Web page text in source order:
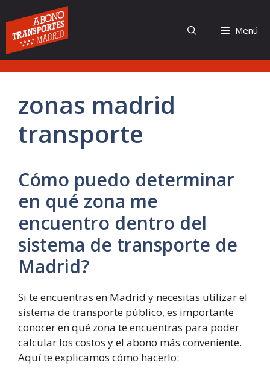
al
contenido
Menú
zonas madrid
transporte
Cómo puedo determinar
en qué zona me
encuentro dentro del
sistema de transporte de
Madrid?
Si te encuentras en Madrid y necesitas utilizar el
sistema de transporte público, es importante
conocer en qué zona te encuentras para poder
calcular los costos y el abono más conveniente.
Aquí te explicamos cómo hacerlo: